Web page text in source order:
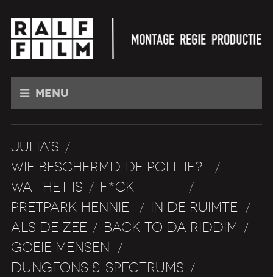
Menu
JULIA’S /
WIE BESCHERMD DE POLITIE? /
WAT HET IS / F*CK DRUGS /
PRETPARK HENNIE / IN DE RUIMTE /
ALS DE ZEE / BACK TO DA RIDDIM /
GOEIE MENSEN /
DUNGEONS & SPECTRUMS /